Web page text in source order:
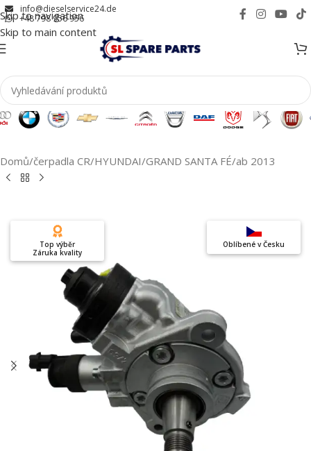
Skip to navigation
Skip to main content
info@dieselservice24.de
+48 798 956 956
Domů/čerpadla CR/HYUNDAI/GRAND SANTA FÉ/ab 2013
Oblíbené v Česku
Top výběr
Záruka kvality